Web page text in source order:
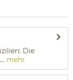
Die
mehr